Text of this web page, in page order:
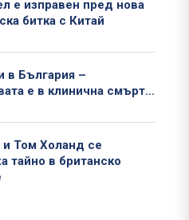
е изправен пред нова
битка с Китай
в България –
е в клинична смърт…
и Том Холанд се
тайно в британско